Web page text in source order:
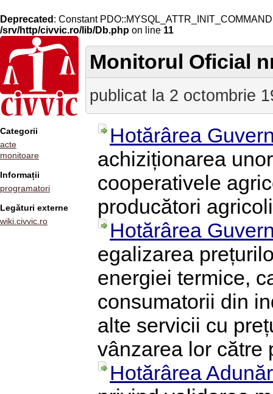
Deprecated : Constant
/srv/http/civvic.ro/lib/Db.php on line 11
Categorii
acte
monitoare
Informații
programatori
Legături externe
wiki.civvic.ro
Monitorul Oficial
publicat la 2 octombrie
Hotărârea
achiziționarea
cooperativele
producători
Hotărârea
egalizarea
energiei termice,
consumatorii din
alte servicii cu
vânzarea lor către
Hotărârea